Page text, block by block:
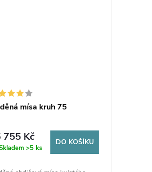
mísa kruh 75
755 Kč
>5 ks
DO KOŠÍKU